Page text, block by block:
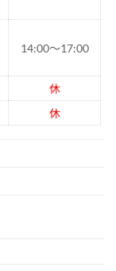
14:00～17:00
休
休